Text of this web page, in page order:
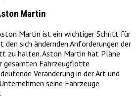
Martin
Martin ist ein wichtiger Schritt für
den sich ändernden Anforderungen der
zu halten. Aston Martin hat Pläne
gesamten Fahrzeugflotte
Veränderung in der Art und
seine Fahrzeuge